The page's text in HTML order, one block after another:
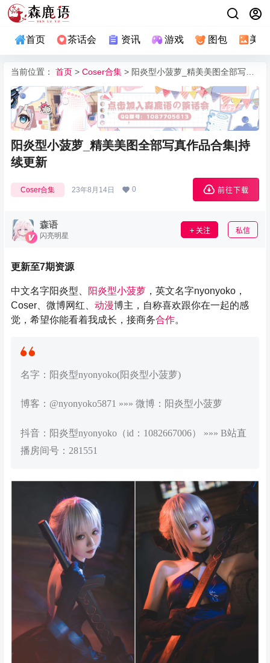
首页 茶话会 资讯 游戏 图包 美图
当前位置： 首页 > Coser合集 > 阳炎型小菠萝_精美美图全部写真作品合集|持续更新
阳炎型小菠萝_精美美图全部写真作品合集|持
续更新
Coser合集 23年8月14日 0 前往下载
森语
闪亮明星
关注 私信
更新至7期资源
中文名字阳炎型、 阳炎型小菠萝 ，英文名字nyonyoko，
Coser、微博网红、 动漫博主，自称喜欢跟你在一起的感
觉，希望你能看着我成长，接商务合作。
名字：阳炎型nyonyoko(阳炎型小菠萝)
博客：@nyonyoko5871 »»» 微博：阳炎型小菠萝
抖音：阳炎型nyonyoko（id：1082667006） »»» B站直
播房间号：281551